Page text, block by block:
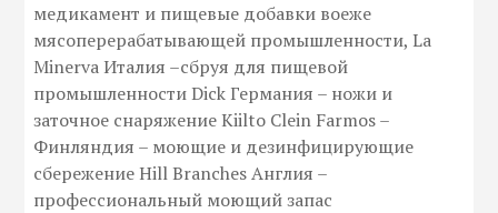
медикамент и пищевые добавки воеже
мясоперерабатывающей промышленности, La
Minerva Италия –сбруя для пищевой
промышленности Dick Германия – ножи и
заточное снаряжение Kiilto Clein Farmos –
Финляндия – моющие и дезинфицирующие
сбережение Hill Branches Англия –
профессиональный моющий запас